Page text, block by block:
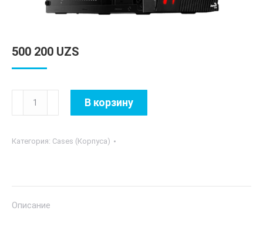
500 200 UZS
Количество
товара
(RGB-
В корзину
Категория: Cases (Корпуса)
Описание